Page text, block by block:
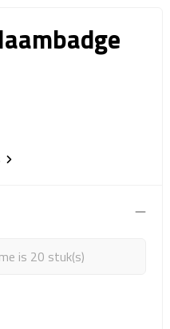
is 20 stuk(s)